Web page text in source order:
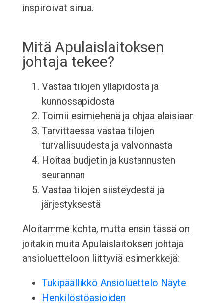
inspiroivat sinua.
Mitä Apulaislaitoksen
johtaja tekee?
Vastaa tilojen ylläpidosta ja
kunnossapidosta
Toimii esimiehenä ja ohjaa alaisiaan
Tarvittaessa vastaa tilojen
turvallisuudesta ja valvonnasta
Hoitaa budjetin ja kustannusten
seurannan
Vastaa tilojen siisteydestä ja
järjestyksestä
Aloitamme kohta, mutta ensin tässä on
joitakin muita Apulaislaitoksen johtaja
ansioluetteloon liittyviä esimerkkejä:
Tukipäällikkö Ansioluettelo Näyte
Henkilöstöasioiden